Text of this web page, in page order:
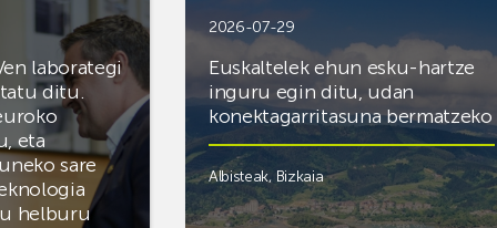
laborategi
ditu.
eta
sare
helburu
2026-07-29
Euskaltelek ehun esku-hartze
inguru egin ditu, udan
konektagarritasuna bermatzeko
Albisteak, Bizkaia